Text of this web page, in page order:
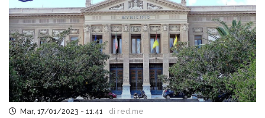
Mar, 17/01/2023 - 11:41 di red.me